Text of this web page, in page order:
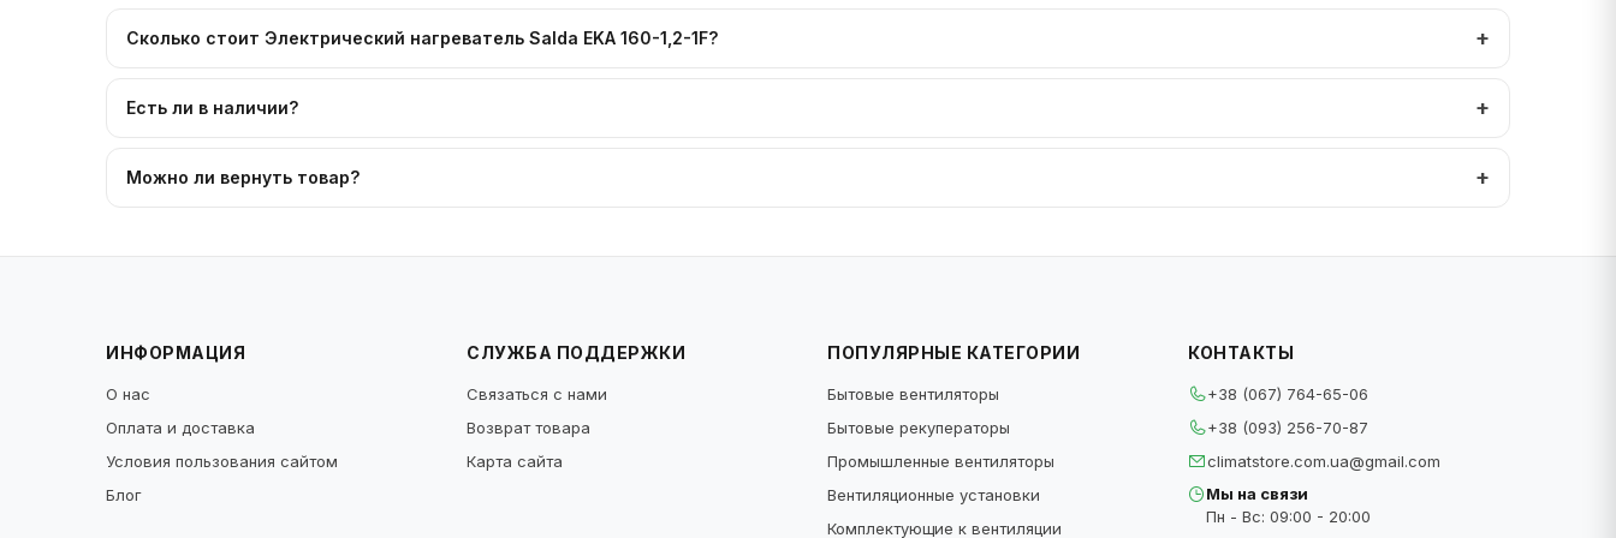
Сколько стоит Электрический нагреватель Salda EKA 160-1,2-1F?
Есть ли в наличии?
Можно ли вернуть товар?
ИНФОРМАЦИЯ
О нас
Оплата и доставка
Условия пользования сайтом
Блог
СЛУЖБА ПОДДЕРЖКИ
Связаться с нами
Возврат товара
Карта сайта
ПОПУЛЯРНЫЕ КАТЕГОРИИ
Бытовые вентиляторы
Бытовые рекуператоры
Промышленные вентиляторы
Вентиляционные установки
Комплектующие к вентиляции
КОНТАКТЫ
+38 (067) 764-65-06
+38 (093) 256-70-87
climatstore.com.ua@gmail.com
Мы на связи
Пн - Вс: 09:00 - 20:00